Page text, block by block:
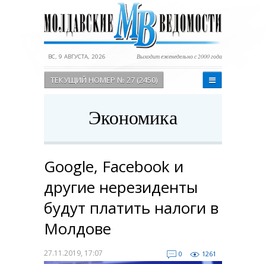
ВС, 9 АВГУСТА, 2026 Выходит еженедельно с 2000 года
ТЕКУЩИЙ НОМЕР № 27 (2450)
Экономика
Google, Facebook и
другие нерезиденты
будут платить налоги в
Молдове
27.11.2019, 17:07 0 1261